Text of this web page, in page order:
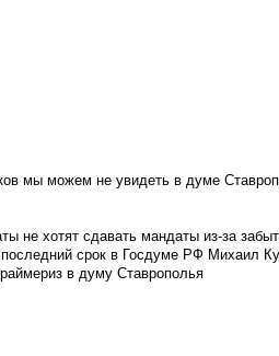
мы можем не увидеть в думе
не хотят сдавать мандаты из-за
срок в Госдуме РФ Михаил
в думу Ставрополья